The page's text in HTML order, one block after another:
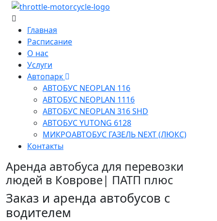
Главная
Расписание
О нас
Услуги
Автопарк
АВТОБУС NEOPLAN 116
АВТОБУС NEOPLAN 1116
АВТОБУС NEOPLAN 316 SHD
АВТОБУС YUTONG 6128
МИКРОАВТОБУС ГАЗЕЛЬ NEXT (ЛЮКС)
Контакты
Аренда автобуса для перевозки
людей в Коврове| ПАТП плюс
Заказ и аренда автобусов с
водителем